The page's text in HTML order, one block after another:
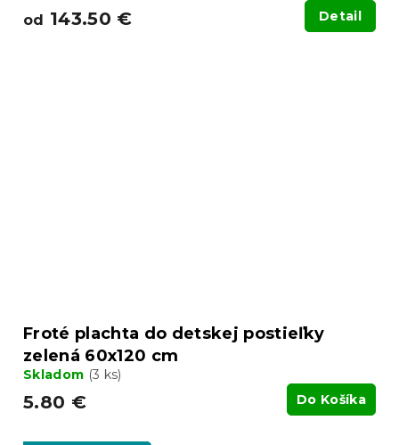
od 143.50 € Detail
Froté plachta do detskej postieľky
zelená 60x120 cm
Skladom (3 ks)
5.80 € Do Košíka